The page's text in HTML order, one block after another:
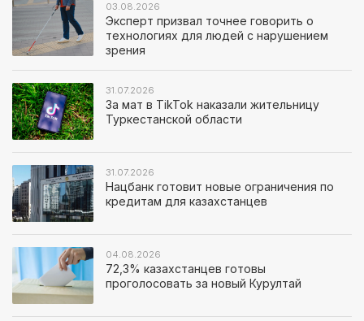
03.08.2026
Эксперт призвал точнее говорить о
технологиях для людей с нарушением
зрения
31.07.2026
За мат в TikTok наказали жительницу
Туркестанской области
31.07.2026
Нацбанк готовит новые ограничения по
кредитам для казахстанцев
04.08.2026
72,3% казахстанцев готовы
проголосовать за новый Курултай